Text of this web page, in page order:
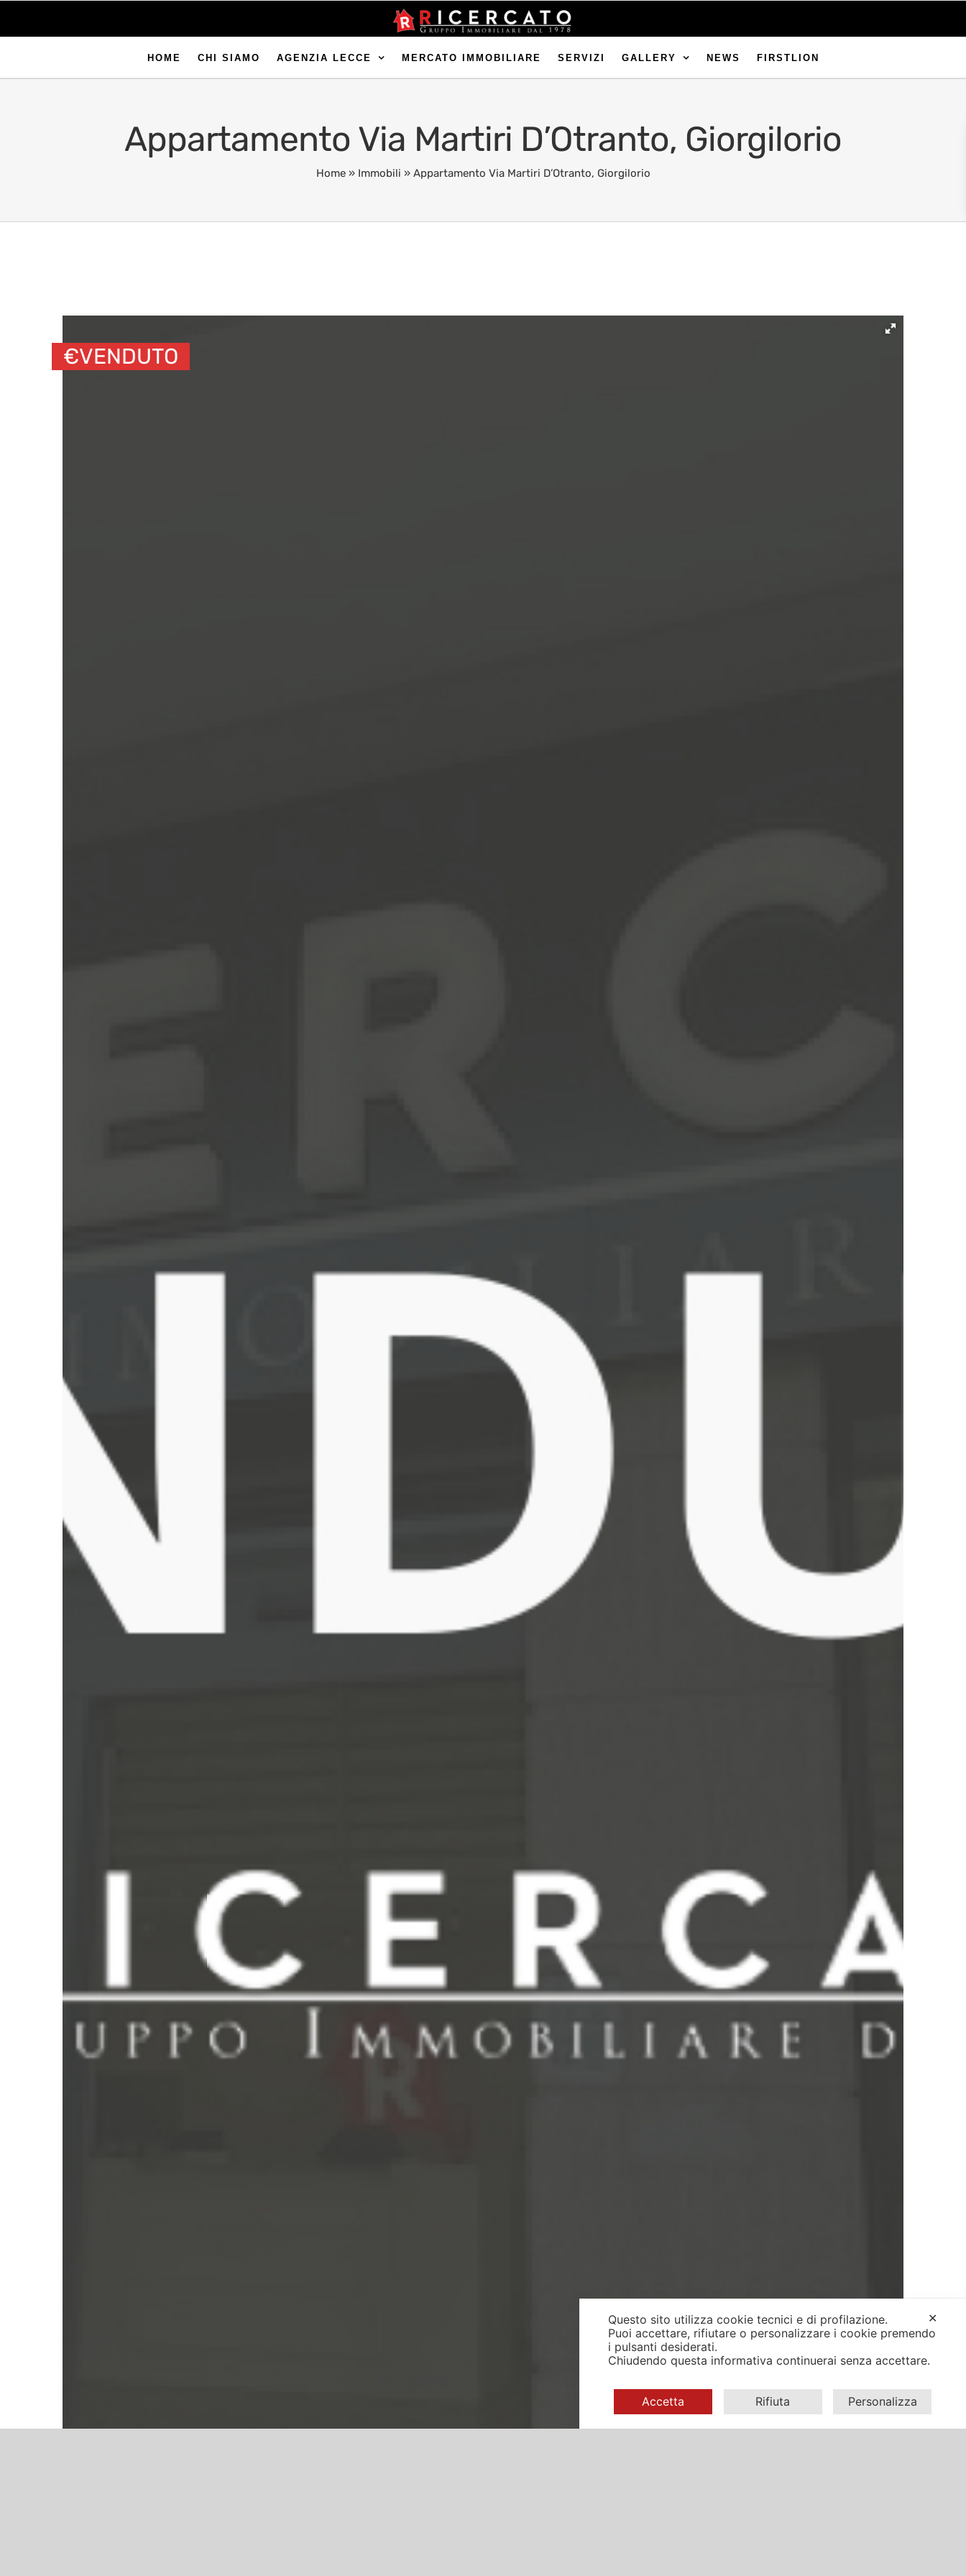
HOME CHI SIAMO AGENZIA LECCE MERCATO IMMOBILIARE SERVIZI GALLERY NEWS FIRSTLION
Appartamento Via Martiri D’Otranto, Giorgilorio
Home» Immobili » Appartamento Via Martiri D’Otranto, Giorgilorio
€VENDUTO
✕
Questo sito utilizza cookie tecnici e di profilazione.
Puoi accettare, rifiutare o personalizzare i cookie premendo
i pulsanti desiderati.
Chiudendo questa informativa continuerai senza accettare.
Accetta Rifiuta Personalizza